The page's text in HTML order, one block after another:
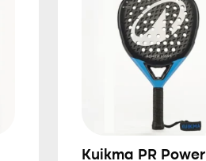
Kuikma PR Power